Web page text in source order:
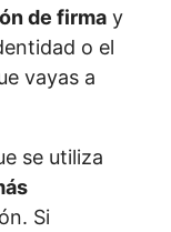
de firma y
o el
vayas a
se utiliza
Si